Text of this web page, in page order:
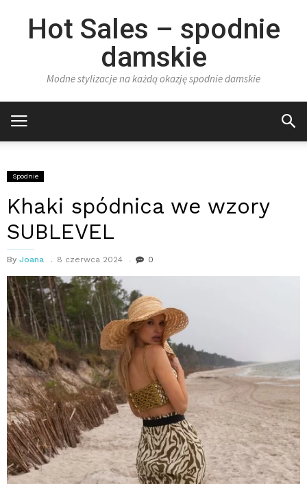
Hot Sales – spodnie
damskie
Modne stylizacje na każdą okazję spodnie damskie
Spodnie
Khaki spódnica we wzory
SUBLEVEL
By Joana 8 czerwca 2024 0